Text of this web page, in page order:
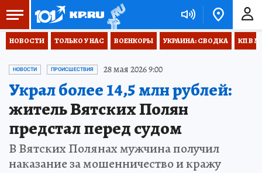
НОВОСТИ ТОЛЬКО У НАС ВОЕНКОРЫ УКРАИНА: СВОДКА КП В
НОВОСТИ ПРОИСШЕСТВИЯ 28 мая 2026 9:00
Украл более 14,5 млн рублей:
житель Вятских Полян
предстал перед судом
В Вятских Полянах мужчина получил
наказание за мошенничество и кражу